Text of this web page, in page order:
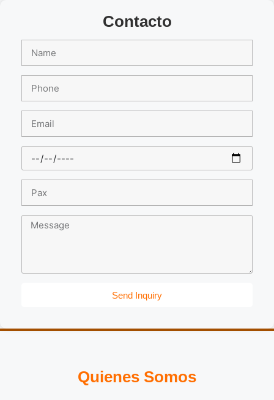
Contacto
Send Inquiry
Quienes Somos